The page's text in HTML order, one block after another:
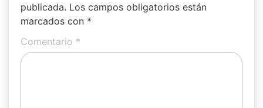
publicada. Los campos obligatorios están
marcados con *
Comentario *